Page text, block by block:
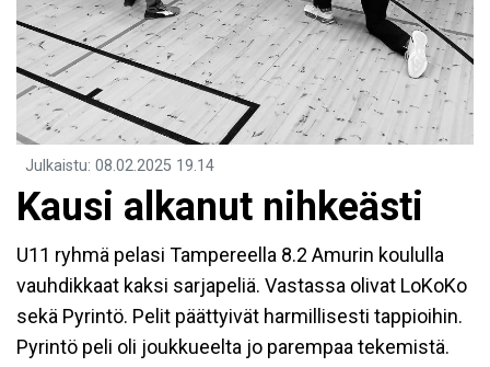
Julkaistu: 08.02.2025 19.14
Kausi alkanut nihkeästi
U11 ryhmä pelasi Tampereella 8.2 Amurin koululla
vauhdikkaat kaksi sarjapeliä. Vastassa olivat LoKoKo
sekä Pyrintö. Pelit päättyivät harmillisesti tappioihin.
Pyrintö peli oli joukkueelta jo parempaa tekemistä.